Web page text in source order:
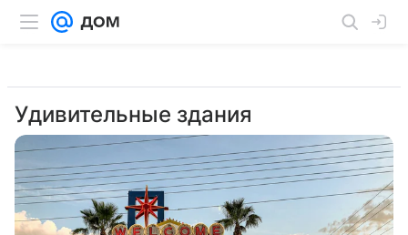
Удивительные здания